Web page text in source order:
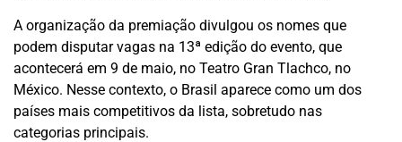
A organização da premiação divulgou os nomes que
podem disputar vagas na 13ª edição do evento, que
acontecerá em 9 de maio, no Teatro Gran Tlachco, no
México. Nesse contexto, o Brasil aparece como um dos
países mais competitivos da lista, sobretudo nas
categorias principais.